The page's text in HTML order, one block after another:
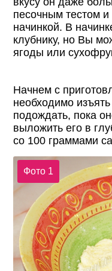
песочным тестом
начинкой. В
клубнику, но Вы
ягоды или
Начнем с
необходимо
подождать, пока
выложить его в
со 100 граммами
Фото 1